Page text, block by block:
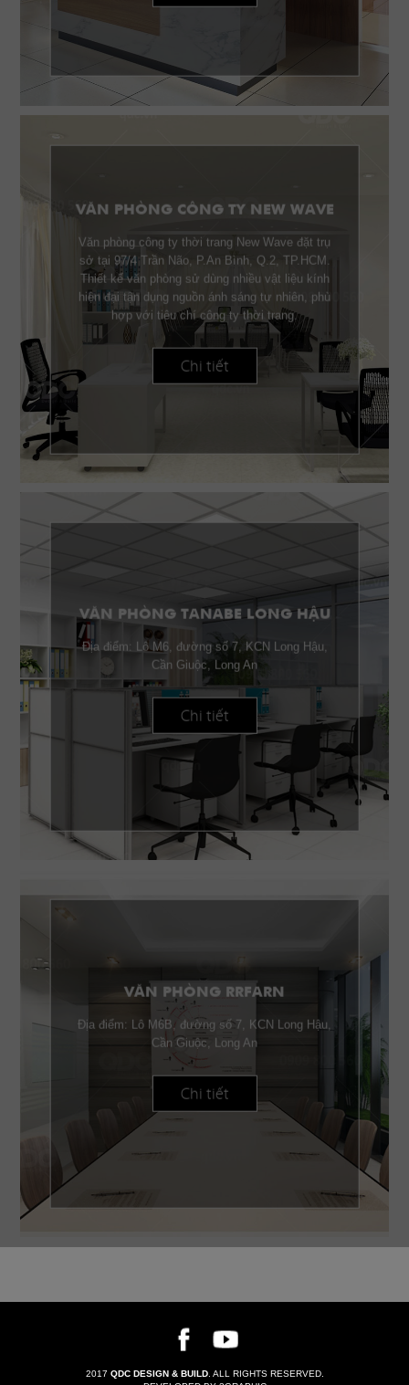
VĂN PHÒNG CÔNG TY NEW WAVE
Văn phòng công ty thời trang New Wave đặt trụ
sở tại 97/4 Trần Não, P.An Bình, Q.2, TP.HCM.
Thiết kế văn phòng sử dùng nhiều vật liệu kính
hiện đại tận dụng nguồn ánh sáng tự nhiên, phù
hợp với tiêu chí công ty thời trang.
Chi tiết
VĂN PHÒNG TANABE LONG HẬU
Địa điểm: Lô M6, đường số 7, KCN Long Hậu,
Cần Giuộc, Long An
Chi tiết
VĂN PHÒNG RRFARN
Địa điểm: Lô M6B, đường số 7, KCN Long Hậu,
Cần Giuộc, Long An
Chi tiết
2017 QDC DESIGN & BUILD. ALL RIGHTS RESERVED.